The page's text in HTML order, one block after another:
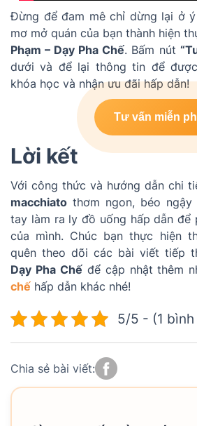
Đừng để đam mê chỉ dừng lại ở
mơ mở quán của bạn thành hiện
Phạm – Dạy Pha Chế. Bấm nút
dưới và để lại thông tin để
khóa học và nhận ưu đãi hấp dẫn!
Tư vấn miễn
Lời kết
Với công thức và hướng dẫn chi
macchiato thơm ngon, béo
tay làm ra ly đồ uống hấp dẫn để
của mình. Chúc bạn thực hiện
quên theo dõi các bài viết tiếp
Dạy Pha Chếđể cập nhật thêm
chế hấp dẫn khác nhé!
5/5 - (1 bình
Chia sẻ bài viết: